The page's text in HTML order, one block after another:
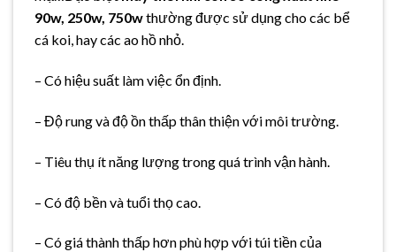
90w, 250w, 750wthường được sử dụng cho các bể
cá koi, hay các ao hồ nhỏ.
– Có hiệu suất làm việc ổn định.
– Độ rung và độ ồn thấp thân thiện với môi trường.
– Tiêu thụ ít năng lượng trong quá trình vận hành.
– Có độ bền và tuổi thọ cao.
– Có giá thành thấp hơn phù hợp với túi tiền của